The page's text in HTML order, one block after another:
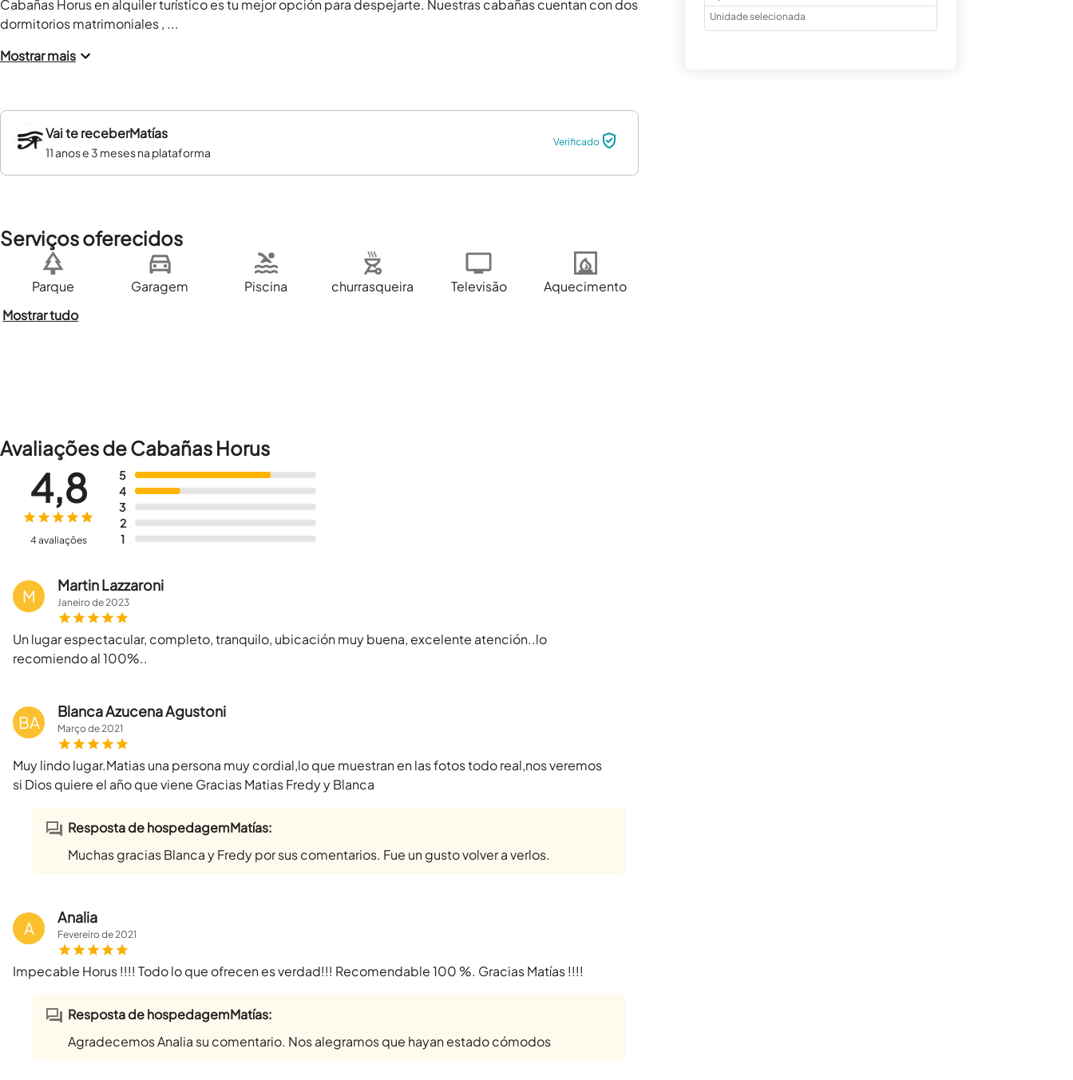
Cabañas Horus en alquiler turístico es tu mejor opción para despejarte. Nuestras cabañas cuentan con dos
dormitorios matrimoniales , ...
Mostrar mais
Vai te receberMatías
11 anos e 3 meses na plataforma
Verificado
Serviços oferecidos
Parque Garagem Piscina churrasqueira Televisão
Aquecimento
Mostrar tudo
Avaliações de Cabañas Horus
5
4
3
2
1
4,8
4 avaliações
M
Martin Lazzaroni
Janeirode2023
Un lugar espectacular, completo, tranquilo, ubicación muy buena, excelente atención..lo
recomiendo al 100%..
BA
Blanca Azucena Agustoni
Marçode2021
Muy lindo lugar.Matias una persona muy cordial,lo que muestran en las fotos todo real,nos veremos
si Dios quiere el año que viene Gracias Matias Fredy y Blanca
Resposta de hospedagemMatías:
Muchas gracias Blanca y Fredy por sus comentarios. Fue un gusto volver a verlos.
A
Analia
Fevereirode2021
Impecable Horus !!!! Todo lo que ofrecen es verdad!!! Recomendable 100 %. Gracias Matías !!!!
Resposta de hospedagemMatías:
Agradecemos Analia su comentario. Nos alegramos que hayan estado cómodos
Unidade selecionada